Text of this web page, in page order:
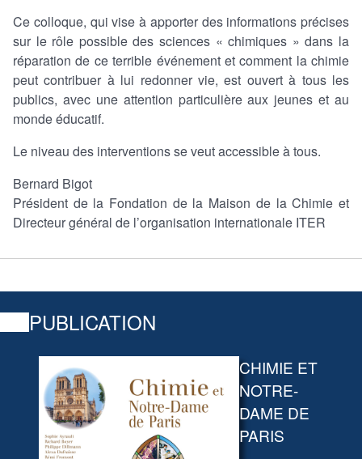
Ce colloque, qui vise à apporter des informations précises
sur le rôle possible des sciences « chimiques » dans la
réparation de ce terrible événement et comment la chimie
peut contribuer à lui redonner vie, est ouvert à tous les
publics, avec une attention particulière aux jeunes et au
monde éducatif.
Le niveau des interventions se veut accessible à tous.
Bernard Bigot
Président de la Fondation de la Maison de la Chimie et
Directeur général de l’organisation internationale ITER
PUBLICATION
CHIMIE ET
NOTRE-
DAME DE
PARIS